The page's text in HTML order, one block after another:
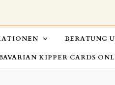
BERATUNG
KIPPER CARDS